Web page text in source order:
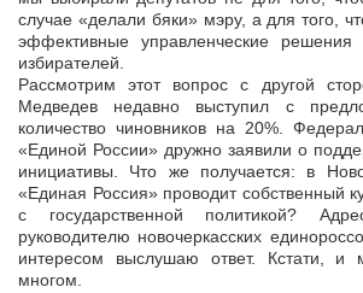
случае «делали бяки» мэру, а для того,
эффективные управленческие решения
избирателей.
Рассмотрим этот вопрос с другой
Медведев недавно выступил с
количество чиновников на 20%.
«Единой России» дружно заявили о
инициативы. Что же получается: в
«Единая Россия» проводит собственный
с государственной политикой?
руководителю новочеркасских
интересом выслушаю ответ. Кстати, и
многом.